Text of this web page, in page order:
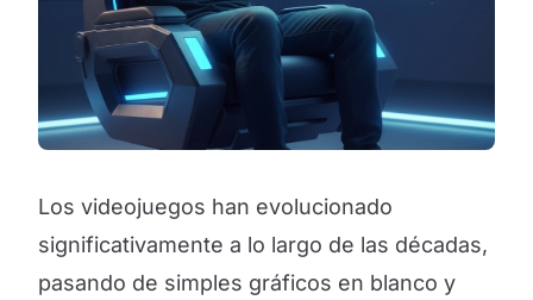
Los videojuegos han evolucionado
significativamente a lo largo de las décadas,
pasando de simples gráficos en blanco y